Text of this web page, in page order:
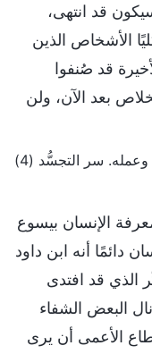
قد انتهى،
الأشخاص الذين
قد صُنفوا
بعد الآن، ولن
الإنسان بيسوع
دائمًا أنه ابن داود
الذي قد افتدى
البعض الشفاء
الأعمى أن يرى